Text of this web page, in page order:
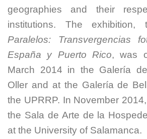
geographies and their
institutions. The exhibition,
Paralelos: Transvergencias
España y Puerto Rico, was
March 2014 in the Galería
Oller and at the Galería de
the UPRRP. In November
the Sala de Arte de la
at the University of Salamanca.